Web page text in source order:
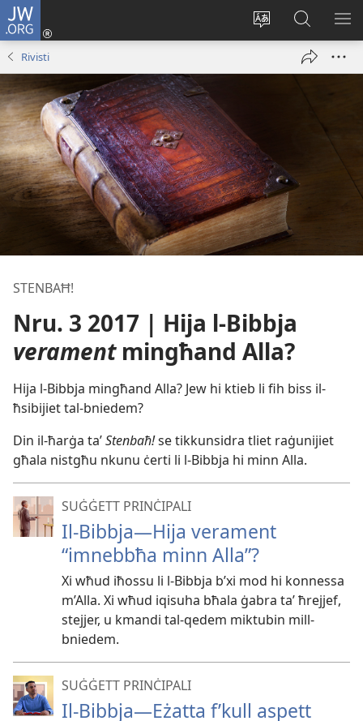
JW.ORG
Biddel
lingwa
Illoggja
(opens
Fittex
f’JW.ORG
Rivisti
STENBAĦ!
Nru. 3 2017 | Hija l-​Bibbja
veramentmingħand Alla?
Hija l-​Bibbja mingħand Alla? Jew hi ktieb li fih biss il-​
ħsibijiet tal-​bniedem?
Din il-​ħarġa taʼStenbaħ!se tikkunsidra tliet raġunijiet
għala nistgħu nkunu ċerti li l-​Bibbja hi minn Alla.
SUĠĠETT PRINĊIPALI
Il-Bibbja—Hija verament
“imnebbħa minn Alla”?
Xi wħud iħossu li l-Bibbja b’xi mod hi konnessa
m’Alla. Xi wħud iqisuha bħala ġabra taʼ ħrejjef,
stejjer, u kmandi tal-qedem miktubin mill-
bniedem.
SUĠĠETT PRINĊIPALI
Il-Bibbja—Eżatta f’kull aspett